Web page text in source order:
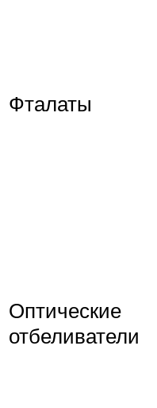
Фталаты
Оптические
отбеливатели